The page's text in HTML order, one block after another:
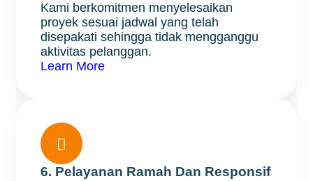
Kami berkomitmen menyelesaikan
proyek sesuai jadwal yang telah
disepakati sehingga tidak mengganggu
aktivitas pelanggan.
Learn More

6. Pelayanan Ramah Dan Responsif